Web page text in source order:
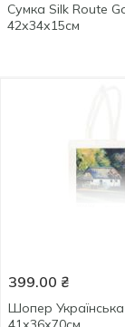
Сумка Silk Route
42х34х15см
399.00 ₴
Шопер